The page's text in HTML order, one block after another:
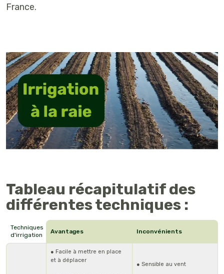
France.
Tableau récapitulatif des
différentes techniques :
Techniques
d'irrigation
Avantages Inconvénients
● Facile à mettre en place
et à déplacer
● Sensible au vent